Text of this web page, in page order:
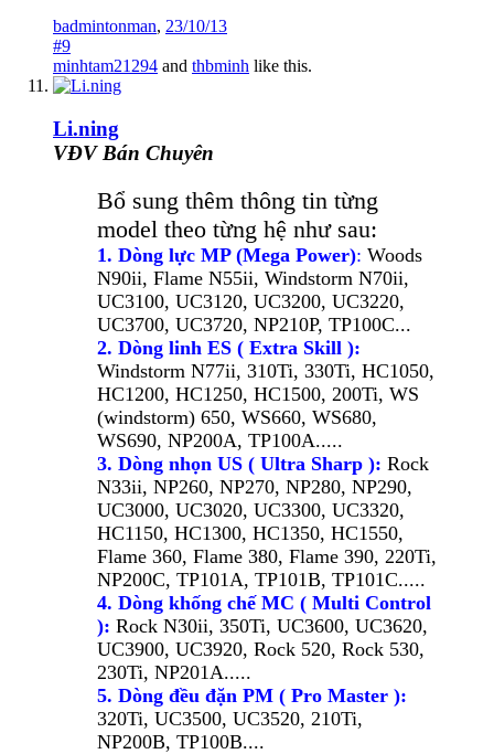
badmintonman, 23/10/13
#9
minhtam21294 and thbminh like this.
Li.ning
VĐV Bán Chuyên
Bổ sung thêm thông tin từng
model theo từng hệ như sau:
1. Dòng lực MP (Mega Power): Woods
N90ii, Flame N55ii, Windstorm N70ii,
UC3100, UC3120, UC3200, UC3220,
UC3700, UC3720, NP210P, TP100C...
2. Dòng linh ES ( Extra Skill ):
Windstorm N77ii, 310Ti, 330Ti, HC1050,
HC1200, HC1250, HC1500, 200Ti, WS
(windstorm) 650, WS660, WS680,
WS690, NP200A, TP100A.....
3. Dòng nhọn US ( Ultra Sharp ): Rock
N33ii, NP260, NP270, NP280, NP290,
UC3000, UC3020, UC3300, UC3320,
HC1150, HC1300, HC1350, HC1550,
Flame 360, Flame 380, Flame 390, 220Ti,
NP200C, TP101A, TP101B, TP101C.....
4. Dòng khống chế MC ( Multi Control
): Rock N30ii, 350Ti, UC3600, UC3620,
UC3900, UC3920, Rock 520, Rock 530,
230Ti, NP201A.....
5. Dòng đều đặn PM ( Pro Master ):
320Ti, UC3500, UC3520, 210Ti,
NP200B, TP100B....